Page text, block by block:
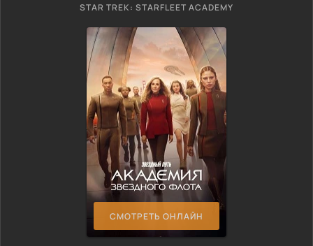
STAR TREK: STARFLEET ACADEMY
СМОТРЕТЬ ОНЛАЙН